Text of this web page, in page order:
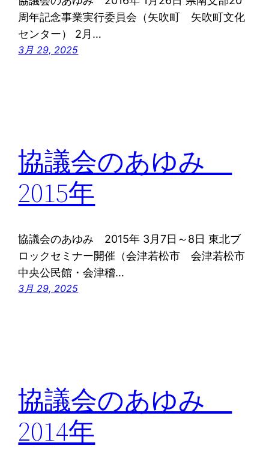
周年記念事業実行委員会（矢吹町 矢吹町文化
センター） 2月…
3月 29, 2025
協議会のあゆみ
2015年
協議会のあゆみ 2015年 3月7日～8日 東北ブ
ロックセミナー開催（会津若松市 会津若松市
中央公民館・会津稽…
3月 29, 2025
協議会のあゆみ
2014年